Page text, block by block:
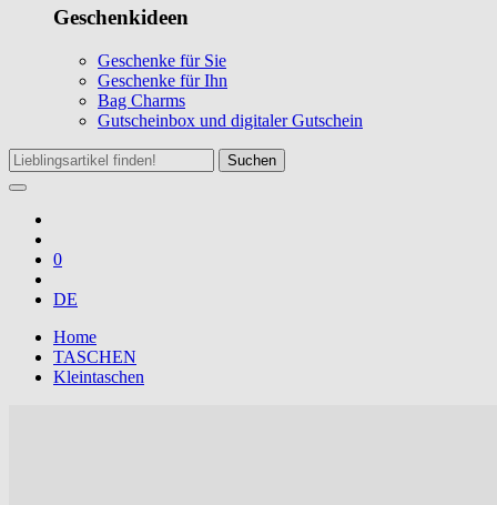
Geschenkideen
Geschenke für Sie
Geschenke für Ihn
Bag Charms
Gutscheinbox und digitaler Gutschein
Suchen
0
DE
Home
TASCHEN
Kleintaschen